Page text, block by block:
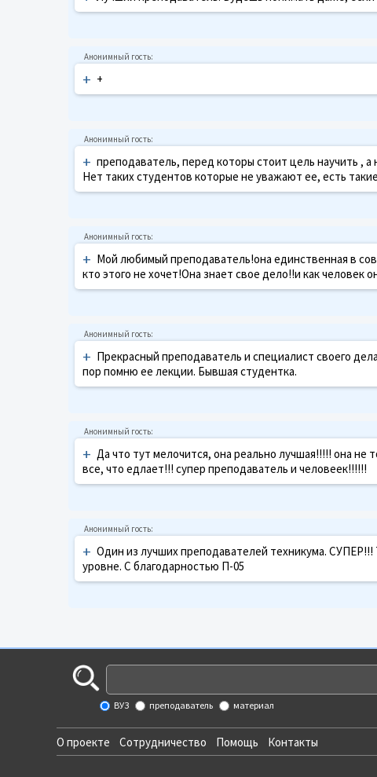
+ +
+ преподаватель, перед которы стоит цель научить ,
Нет таких студентов которые не уважают ее, есть
+ Мой любимый преподаватель!она единственная в
кто этого не хочет!Она знает свое дело!!и как человек
+ Прекрасный преподаватель и специалист своего
пор помню ее лекции. Бывшая студентка.
+ Да что тут мелочится, она реально лучшая!!!!! она не
все, что едлает!!! супер преподаватель и человеек!!!!!!
+ Один из лучших преподавателей техникума. СУПЕР!!!
уровне. С благодарностью П-05
ВУЗ преподаватель материал
О проекте Сотрудничество Помощь Контакты